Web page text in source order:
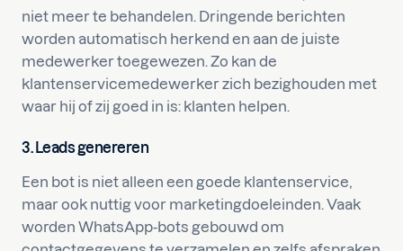
niet meer te behandelen. Dringende berichten
worden automatisch herkend en aan de juiste
medewerker toegewezen. Zo kan de
klantenservicemedewerker zich bezighouden met
waar hij of zij goed in is: klanten helpen.
3. Leads genereren
Een bot is niet alleen een goede klantenservice,
maar ook nuttig voor marketingdoeleinden. Vaak
worden WhatsApp-bots gebouwd om